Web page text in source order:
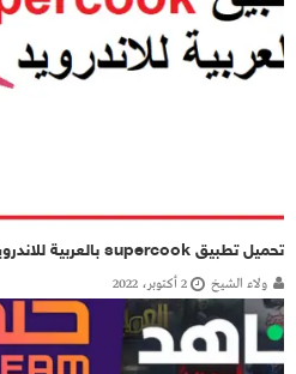
تحميل تطبيق supercook بالعربية للاندرويد 2023 مجانا
ولاء الشيخ 2 أكتوبر، 2022